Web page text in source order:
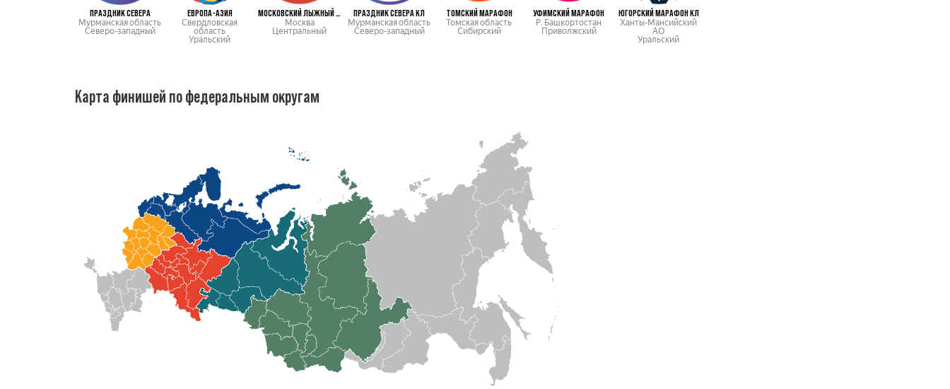
ПРАЗДНИК СЕВЕРА
Мурманская область
Северо-западный
ЕВРОПА-АЗИЯ
Свердловская
область
Уральский
МОСКОВСКИЙ ЛЫЖНЫЙ МАРАФОН
Москва
Центральный
ПРАЗДНИК СЕВЕРА КЛ
Мурманская область
Северо-западный
ТОМСКИЙ МАРАФОН
Томская область
Сибирский
УФИМСКИЙ МАРАФОН
Р. Башкортостан
Приволжский
ЮГОРСКИЙ МАРАФОН КЛ
Ханты-Мансийский
АО
Уральский
Карта финишей по федеральным округам